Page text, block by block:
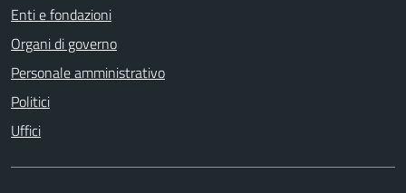
Enti e fondazioni
Organi di governo
Personale amministrativo
Politici
Uffici